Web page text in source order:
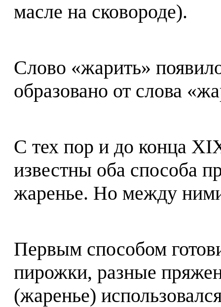
масле на сковороде).
Слово «жарить»
образовано от слова
С тех пор и до конца
известны оба способа
жаренье. Но между
Первым способом
пирожки, разные
(жаренье)